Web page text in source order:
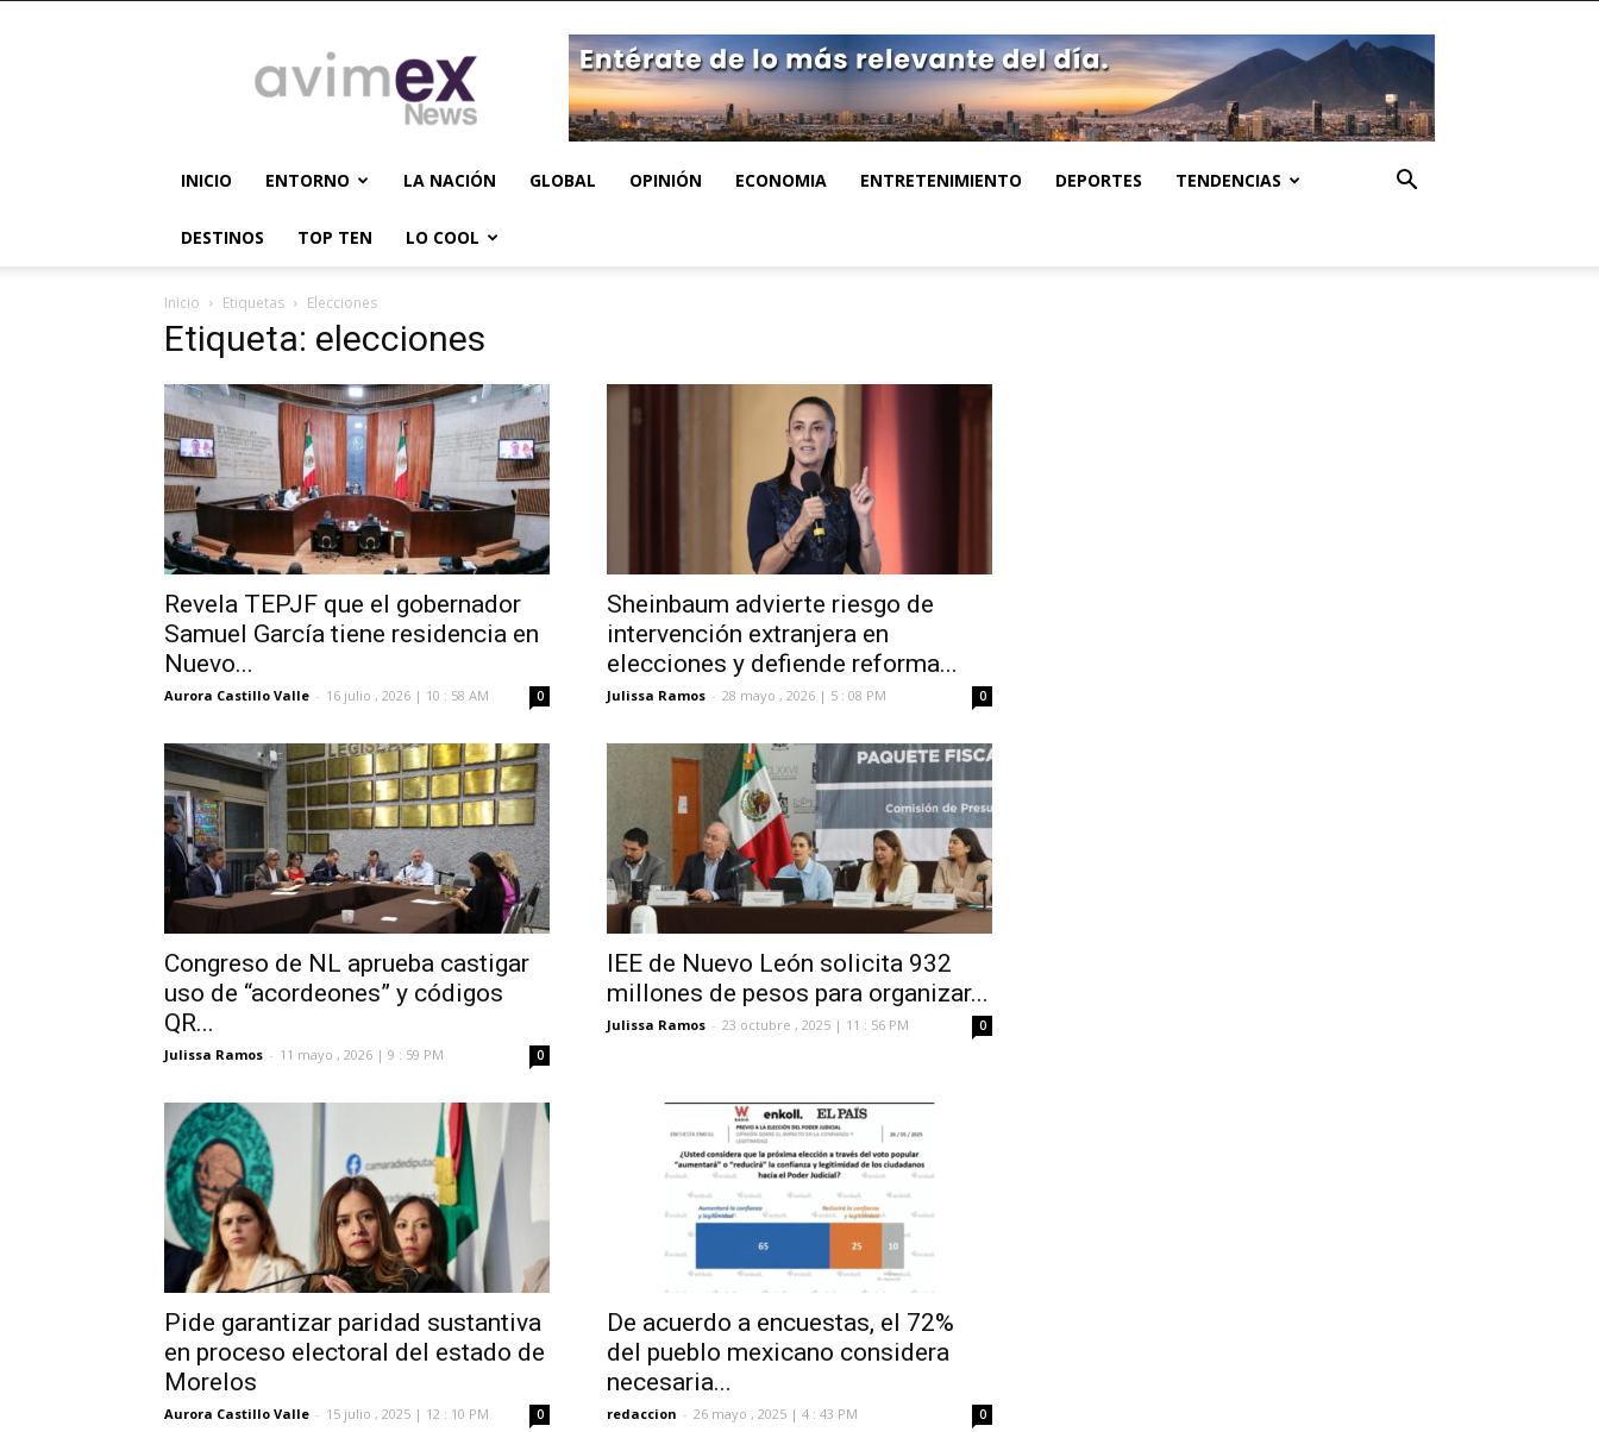
NEWS
INICIO ENTORNO LA NACIÓN GLOBAL OPINIÓN ECONOMIA ENTRETENIMIENTO DEPORTES TENDENCIAS
DESTINOS TOP TEN LO COOL
Inicio Etiquetas Elecciones
Etiqueta: elecciones
Revela TEPJF que el gobernador
Samuel García tiene residencia en
Nuevo...
Aurora Castillo Valle - 16 julio , 2026 | 10 : 58 AM 0
Sheinbaum advierte riesgo de
intervención extranjera en
elecciones y defiende reforma...
Julissa Ramos - 28 mayo , 2026 | 5 : 08 PM 0
Congreso de NL aprueba castigar
uso de “acordeones” y códigos
QR...
Julissa Ramos - 11 mayo , 2026 | 9 : 59 PM 0
IEE de Nuevo León solicita 932
millones de pesos para organizar...
Julissa Ramos - 23 octubre , 2025 | 11 : 56 PM 0
Pide garantizar paridad sustantiva
en proceso electoral del estado de
Morelos
Aurora Castillo Valle - 15 julio , 2025 | 12 : 10 PM 0
De acuerdo a encuestas, el 72%
del pueblo mexicano considera
necesaria...
redaccion - 26 mayo , 2025 | 4 : 43 PM 0